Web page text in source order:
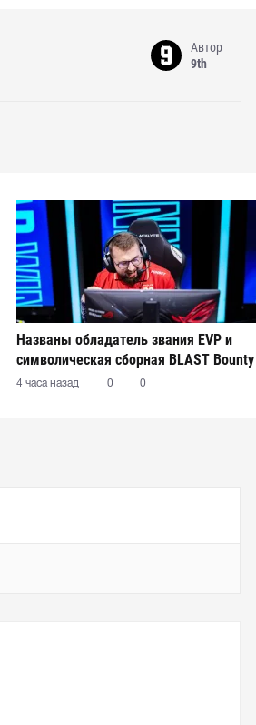
Автор
9th
Названы обладатель звания EVP и
символическая сборная BLAST Bounty
2026 Season 2
4 часа назад 0 0